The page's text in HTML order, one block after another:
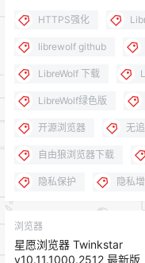
HTTPS强化
librewolf github
LibreWolf 下载
LibreWolf绿色版
开源浏览器 无
自由狼浏览器下载
隐私保护 隐私
浏览器
星愿浏览器 Twinkstar
v10.11.1000.2512 最新版